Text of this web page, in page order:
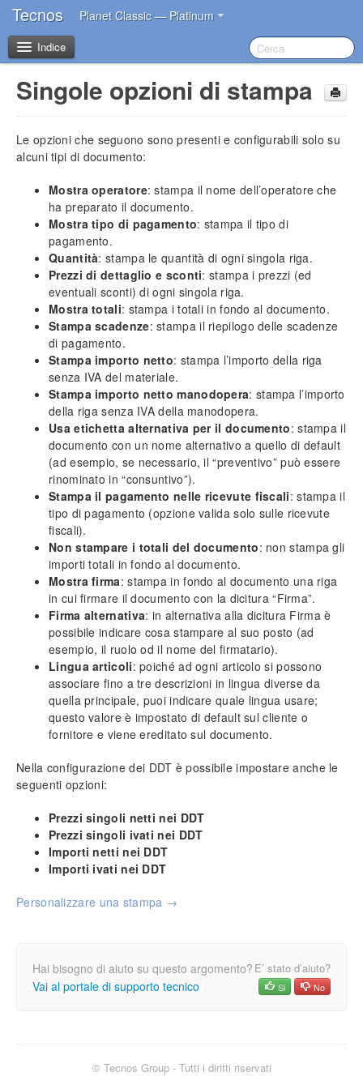
Tecnos Planet Classic — Platinum
Indice
Benvenuto
I primi passi dopo l’acquisto
Impostazioni iniziali
Installazione del software
Account Tecnos
Azzeramento archivi
Inserimento dati aziendali
Inserimento operatori base
Impostazione sconti in acquisto
Impostazione blocco prezzi
Impostazione prezzi di vendita
Personalizzazione campi (tabelle)
Inserimento tariffe di manodopera
Intestazione documenti
Importazione loghi
Funzionalità protette
Info generali
Lavorare senza mouse
Ricerca incrementale
Filtri e strumenti di ricerca
Nomenclatura e terminologia
Principali icone e pulsanti
Le voci di menù
Legenda colori del software
Aggiornare il software
Assistenza tecnica
Configurazione ed utilità
Backup e ripristino dei dati
Inserimento nuovo cliente (o fornitore)
Importazione globale
Sedi alternative
Inserimento fornitori principali
Descrizione dei campi
Prezzi speciali
Anagrafica di magazzino
Gestione dei prezzi
Fornitori e codici aggiuntivi
Selezione di un listino
Singole opzioni di stampa
Le opzioni che seguono sono presenti e configurabili solo su
alcuni tipi di documento:
Mostra operatore: stampa il nome dell’operatore che
ha preparato il documento.
Mostra tipo di pagamento: stampa il tipo di
pagamento.
Quantità: stampa le quantità di ogni singola riga.
Prezzi di dettaglio e sconti: stampa i prezzi (ed
eventuali sconti) di ogni singola riga.
Mostra totali: stampa i totali in fondo al documento.
Stampa scadenze: stampa il riepilogo delle scadenze
di pagamento.
Stampa importo netto: stampa l’importo della riga
senza IVA del materiale.
Stampa importo netto manodopera: stampa l’importo
della riga senza IVA della manodopera.
Usa etichetta alternativa per il documento: stampa il
documento con un nome alternativo a quello di default
(ad esempio, se necessario, il “preventivo” può essere
rinominato in “consuntivo”).
Stampa il pagamento nelle ricevute fiscali: stampa il
tipo di pagamento (opzione valida solo sulle ricevute
fiscali).
Non stampare i totali del documento: non stampa gli
importi totali in fondo al documento.
Mostra firma: stampa in fondo al documento una riga
in cui firmare il documento con la dicitura “Firma”.
Firma alternativa: in alternativa alla dicitura Firma è
possibile indicare cosa stampare al suo posto (ad
esempio, il ruolo od il nome del firmatario).
Lingua articoli: poiché ad ogni articolo si possono
associare fino a tre descrizioni in lingua diverse da
quella principale, puoi indicare quale lingua usare;
questo valore è impostato di default sul cliente o
fornitore e viene ereditato sul documento.
Nella configurazione dei DDT è possibile impostare anche le
seguenti opzioni:
Prezzi singoli netti nei DDT
Prezzi singoli ivati nei DDT
Importi netti nei DDT
Importi ivati nei DDT
Personalizzare una stampa →
Hai bisogno di aiuto su questo argomento?
Vai al portale di supporto tecnico
E’ stato d’aiuto?
Si No
© Tecnos Group - Tutti i diritti riservati